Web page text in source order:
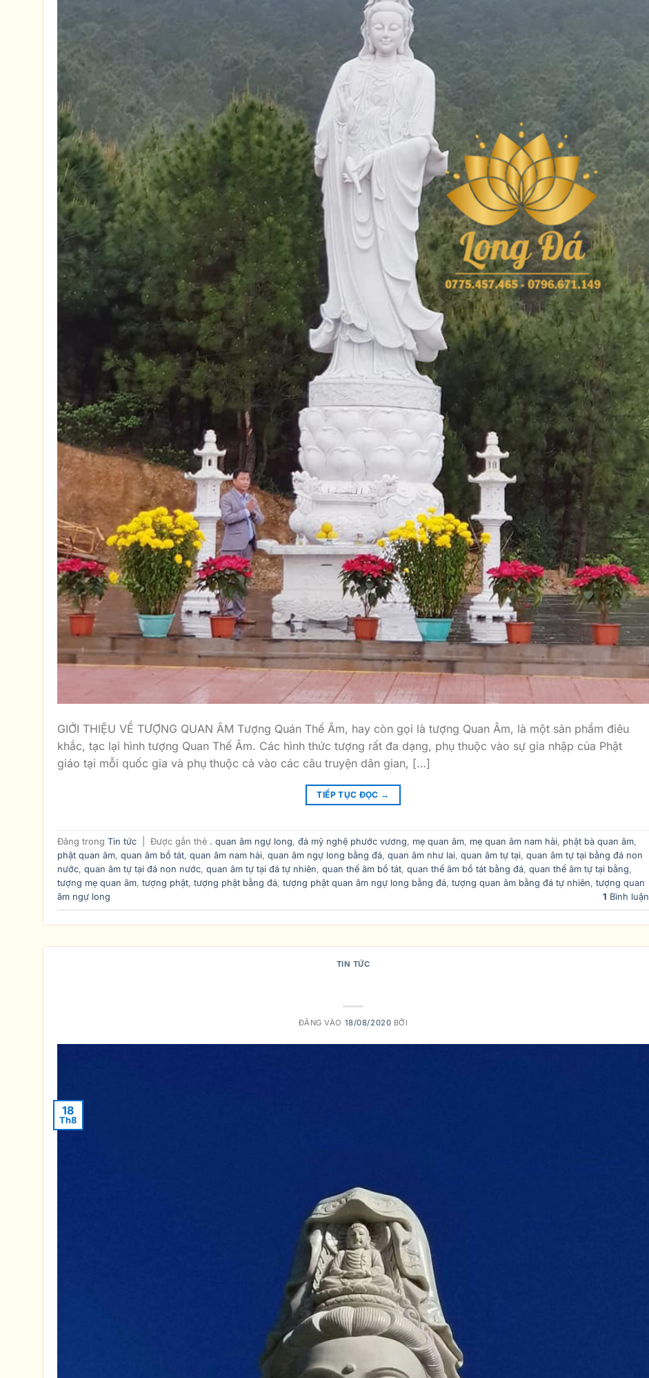
GIỚI THIỆU VỀ TƯỢNG QUAN ÂM Tượng Quán Thế Âm, hay còn gọi là tượng Quan Âm, là một sản phẩm điêu
khắc, tạc lại hình tượng Quan Thế Âm. Các hình thức tượng rất đa dạng, phụ thuộc vào sự gia nhập của Phật
giáo tại mỗi quốc gia và phụ thuộc cả vào các câu truyện dân gian, […]
TIẾP TỤC ĐỌC →
Đăng trong Tin tức Được gắn thẻ . quan âm ngự long, đá mỹ nghệ phước vương, mẹ quan âm, mẹ quan âm nam hải, phật bà quan âm,
phật quan âm, quan âm bồ tát, quan âm nam hải, quan âm ngự long bằng đá, quan âm như lai, quan âm tự tại, quan âm tự tại bằng đá non
nước, quan âm tự tại đá non nước, quan âm tự tại đá tự nhiên, quan thế âm bồ tát, quan thế âm bồ tát bằng đá, quan thế âm tự tại bằng,
tượng mẹ quan âm, tượng phật, tượng phật bằng đá, tượng phật quan âm ngự long bằng đá, tượng quan âm bằng đá tự nhiên, tượng quan
âm ngự long
1 Bình luận
TIN TỨC
ĐĂNG VÀO 18/08/2020 BỞI
18
Th8